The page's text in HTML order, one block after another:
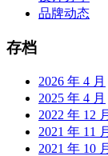
品牌动态
存档
2026 年 4 月
2025 年 4 月
2022 年 12 月
2021 年 11 月
2021 年 10 月